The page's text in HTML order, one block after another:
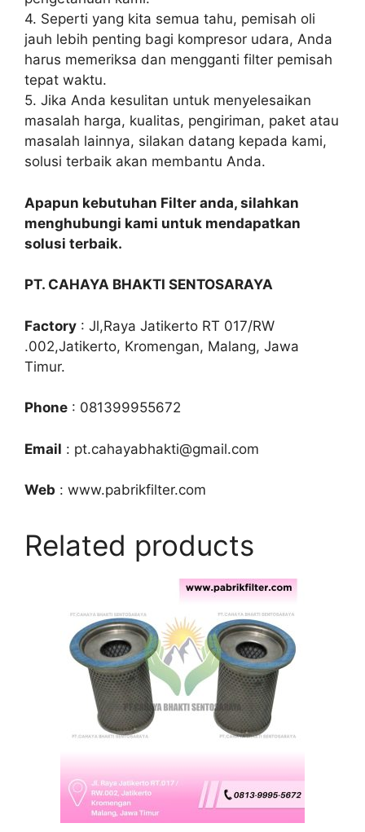
4. Seperti yang kita semua tahu, pemisah oli
jauh lebih penting bagi kompresor udara, Anda
harus memeriksa dan mengganti filter pemisah
tepat waktu.
5. Jika Anda kesulitan untuk menyelesaikan
masalah harga, kualitas, pengiriman, paket atau
masalah lainnya, silakan datang kepada kami,
solusi terbaik akan membantu Anda.
Apapun kebutuhan Filter anda, silahkan
menghubungi kami untuk mendapatkan
solusi terbaik.
PT. CAHAYA BHAKTI SENTOSARAYA
Factory : Jl,Raya Jatikerto RT 017/RW
.002,Jatikerto, Kromengan, Malang, Jawa
Timur.
Phone : 081399955672
Email : pt.cahayabhakti@gmail.com
Web : www.pabrikfilter.com
Related products